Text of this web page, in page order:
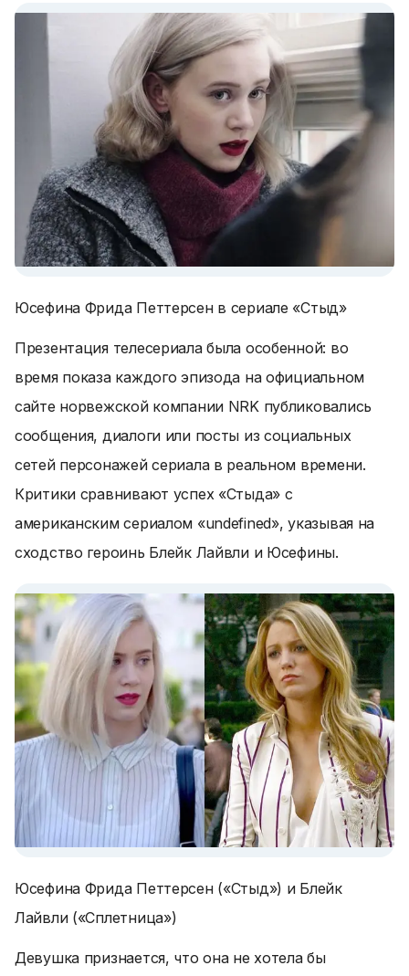
Юсефина Фрида Петтерсен в сериале «Стыд»
Презентация телесериала была особенной: во
время показа каждого эпизода на официальном
сайте норвежской компании NRK публиковались
сообщения, диалоги или посты из социальных
сетей персонажей сериала в реальном времени.
Критики сравнивают успех «Стыда» с
американским сериалом «undefined», указывая на
сходство героинь Блейк Лайвли и Юсефины.
Юсефина Фрида Петтерсен («Стыд») и Блейк
Лайвли («Сплетница»)
Девушка признается, что она не хотела бы